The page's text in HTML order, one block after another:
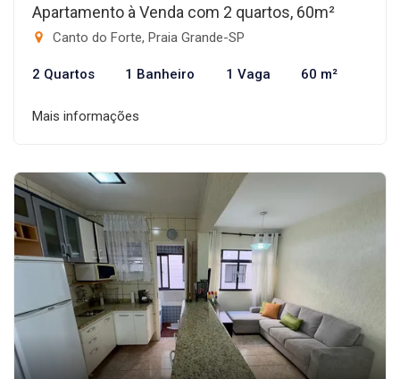
Apartamento à Venda com 2 quartos, 60m²
Canto do Forte, Praia Grande-SP
2 Quartos 1 Banheiro 1 Vaga 60 m²
Mais informações